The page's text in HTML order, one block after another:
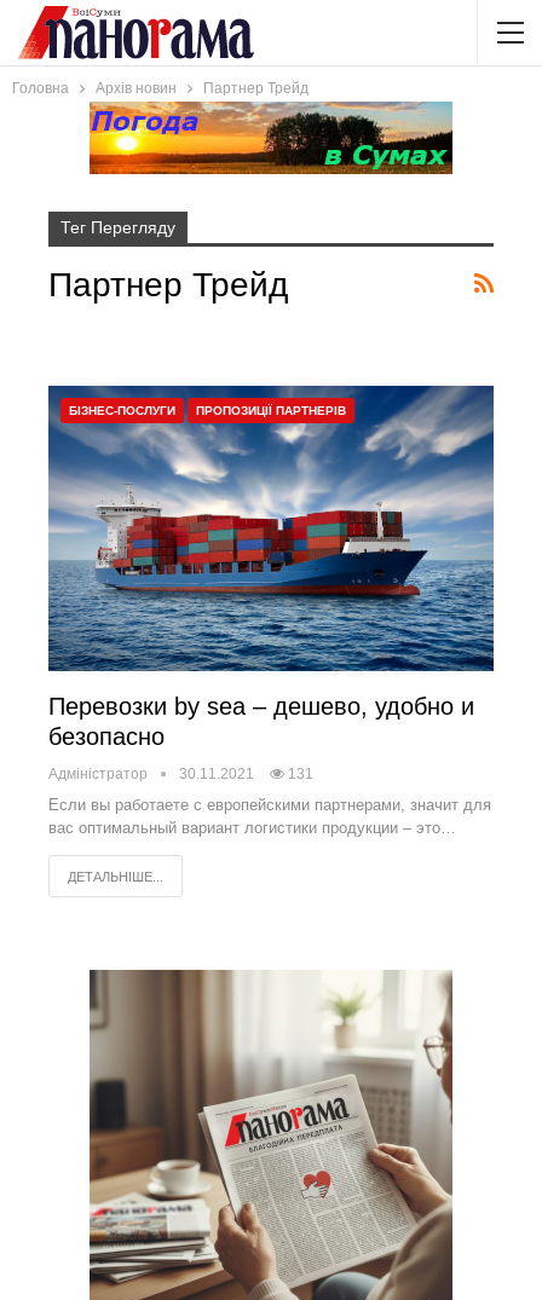
Головна Архів новин Партнер Трейд
Тег Перегляду
Партнер Трейд
БІЗНЕС-ПОСЛУГИ ПРОПОЗИЦІЇ ПАРТНЕРІВ
Перевозки by sea – дешево, удобно и
безопасно
Адміністратор 30.11.2021 131
Если вы работаете с европейскими партнерами, значит для
вас оптимальный вариант логистики продукции – это…
ДЕТАЛЬНІШЕ...